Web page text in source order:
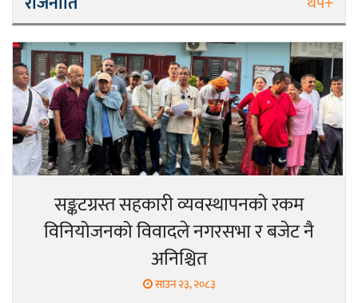
सङ्कटग्रस्त सहकारी व्यवस्थापनको रकम
विनियोजनको विवादले नगरसभा र बजेट नै
अनिश्चित
साउन २३, २०८३